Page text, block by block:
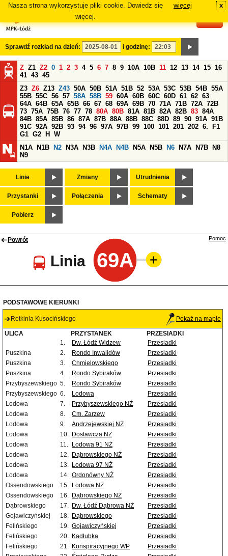
Nasza strona wykorzystuje pliki cookie. Dowiedz się
więcej.
więcej x
Sprawdź rozkład na dzień: i godzinę:
Z Z1 Z2 0 1 2 3 4 5 6 7 8 9 10A 10B 11 12 13 14 15 16
41 43 45
Z3 Z6 Z13 Z43 50A 50B 51A 51B 52 53A 53C 53B 54B 55A
55B 55C 56 57 58A 58B 59 60A 60B 60C 60D 61 62 63
64A 64B 65A 65B 66 67 68 69A 69B 70 71A 71B 72A 72B
73 75A 75B 76 77 78 80A 80B 81A 81B 82A 82B 83 84A
84B 85A 85B 86 87A 87B 88A 88B 88C 88D 89 90 91A 91B
91C 92A 92B 93 94 96 97A 97B 99 100 101 201 202 6.
F1
G1 G2 H
W
N1A
N1B N2 N3A N3B N4A N4B N5A N5B N6 N7A N7B
N8
N9
Linie Zmiany Utrudnienia
Przystanki Połączenia Schematy
Pobierz
Powrót
Linia 69A
Pomoc
PODSTAWOWE KIERUNKI
Retkinia Kusocińskiego Pokaż na mapie
ULICA PRZYSTANEK
PRZESIADKI
1.
Dw. Łódź Widzew
Przesiadki
Puszkina
2. Rondo Inwalidów
Przesiadki
Puszkina
3. Chmielowskiego
Przesiadki
Puszkina
4. Rondo Sybiraków
Przesiadki
Przybyszewskiego 5. Rondo Sybiraków
Przesiadki
Przybyszewskiego 6. Lodowa
Przesiadki
Lodowa
7. Przybyszewskiego NŻ
Przesiadki
Lodowa
8. Cm. Zarzew
Przesiadki
Lodowa
9. Andrzejewskiej NŻ
Przesiadki
Lodowa
10. Dostawcza NŻ
Przesiadki
Lodowa
11. Lodowa 91 NŻ
Przesiadki
Lodowa
12. Dąbrowskiego NŻ
Przesiadki
Lodowa
13. Lodowa 97 NŻ
Przesiadki
Lodowa
14. Ordonówny NŻ
Przesiadki
Ossendowskiego
15. Lodowa NŻ
Przesiadki
Ossendowskiego
16. Dąbrowskiego NŻ
Przesiadki
Dąbrowskiego
17. Dw. Łódź Dąbrowa NŻ
Przesiadki
Gojawiczyńskiej
18. Dąbrowskiego
Przesiadki
Felińskiego
19. Gojawiczyńskiej
Przesiadki
Felińskiego
20. Kadłubka
Przesiadki
Felińskiego
21. Konspiracyjnego WP
Przesiadki